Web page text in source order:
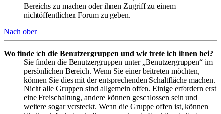
Bereichs zu machen oder ihnen Zugriff zu einem
nichtöffentlichen Forum zu geben.
Nach oben
Wo finde ich die Benutzergruppen und wie trete ich ihnen bei?
Sie finden die Benutzergruppen unter „Benutzergruppen“ im
persönlichen Bereich. Wenn Sie einer beitreten möchten,
können Sie dies mit der entsprechenden Schaltfläche machen.
Nicht alle Gruppen sind allgemein offen. Einige erfordern erst
eine Freischaltung, andere können geschlossen sein und
weitere sogar versteckt. Wenn die Gruppe offen ist, können